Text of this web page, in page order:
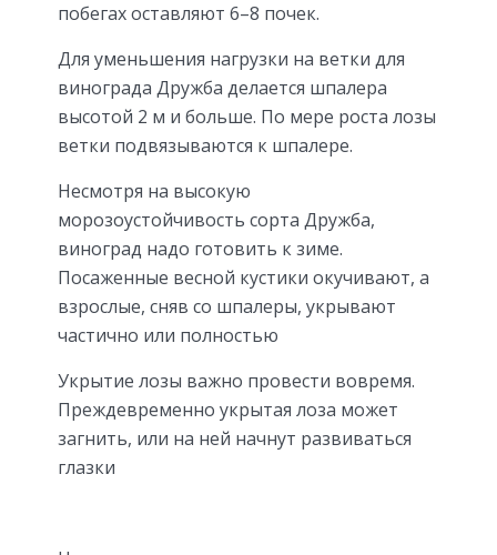
побегах оставляют 6–8 почек.
Для уменьшения нагрузки на ветки для
винограда Дружба делается шпалера
высотой 2 м и больше. По мере роста лозы
ветки подвязываются к шпалере.
Несмотря на высокую
морозоустойчивость сорта Дружба,
виноград надо готовить к зиме.
Посаженные весной кустики окучивают, а
взрослые, сняв со шпалеры, укрывают
частично или полностью
Укрытие лозы важно провести вовремя.
Преждевременно укрытая лоза может
загнить, или на ней начнут развиваться
глазки